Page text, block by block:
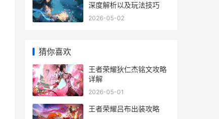
深度解析以及玩法技巧
2026-05-02
猜你喜欢
王者荣耀狄仁杰铭文攻略
详解
2026-05-01
王者荣耀吕布出装攻略